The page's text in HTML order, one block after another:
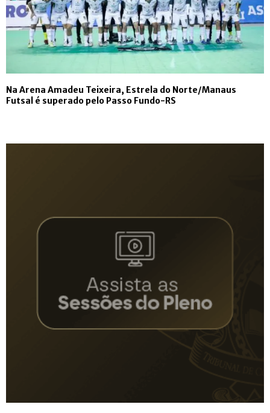
Na Arena Amadeu Teixeira, Estrela do Norte/Manaus
Futsal é superado pelo Passo Fundo-RS